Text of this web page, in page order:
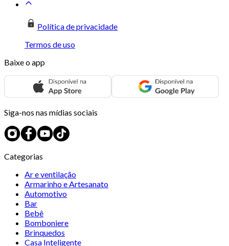
Política de privacidade
Termos de uso
Baixe o app
Siga-nos nas mídias sociais
Categorias
Ar e ventilação
Armarinho e Artesanato
Automotivo
Bar
Bebê
Bomboniere
Brinquedos
Casa Inteligente